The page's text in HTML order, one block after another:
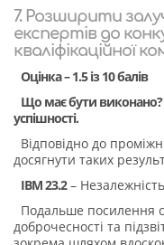
7. Розширити
експертів до
кваліфікаційної
Оцінка – 1.5 із 10 балів
Що має бути
успішності.
Відповідно до
досягнути таких
IBM 23.2–
Подальше посилення
доброчесності та